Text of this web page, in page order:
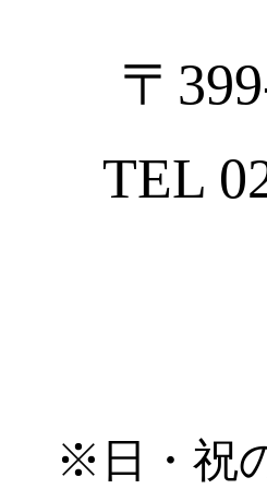
〒
TEL
※日・祝